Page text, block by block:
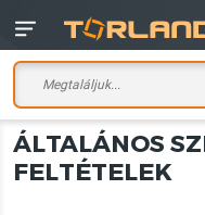
ÁLTALÁNOS
FELTÉTELEK